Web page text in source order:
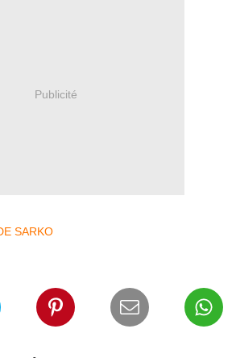
Publicité
SARKO